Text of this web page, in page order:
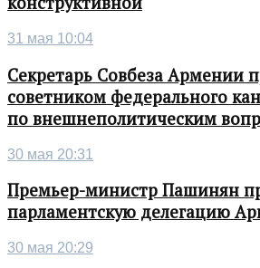
31 мая 10:04
Секретарь Совбеза Армении
советником федерального
по внешнеполитическим
30 мая 20:31
Премьер-министр Пашинян
парламентскую делегацию
30 мая 20:29